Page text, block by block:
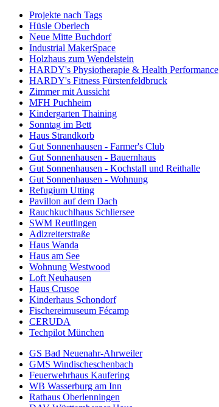
Projekte nach Tags
Hüsle Oberlech
Neue Mitte Buchdorf
Industrial MakerSpace
Holzhaus zum Wendelstein
HARDY's Physiotherapie & Health Performance
HARDY's Fitness Fürstenfeldbruck
Zimmer mit Aussicht
MFH Puchheim
Kindergarten Thaining
Sonntag im Bett
Haus Strandkorb
Gut Sonnenhausen - Farmer's Club
Gut Sonnenhausen - Bauernhaus
Gut Sonnenhausen - Kochstall und Reithalle
Gut Sonnenhausen - Wohnung
Refugium Utting
Pavillon auf dem Dach
Rauchkuchlhaus Schliersee
SWM Reutlingen
Adlzreiterstraße
Haus Wanda
Haus am See
Wohnung Westwood
Loft Neuhausen
Haus Crusoe
Kinderhaus Schondorf
Fischereimuseum Fécamp
CERUDA
Techpilot München
GS Bad Neuenahr-Ahrweiler
GMS Windischeschenbach
Feuerwehrhaus Kaufering
WB Wasserburg am Inn
Rathaus Oberlenningen